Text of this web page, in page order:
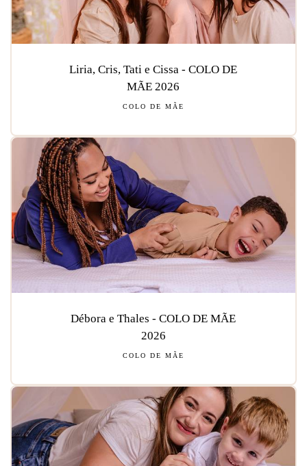
Liria, Cris, Tati e Cissa - COLO DE
MÃE 2026
COLO DE MÃE
Débora e Thales - COLO DE MÃE
2026
COLO DE MÃE